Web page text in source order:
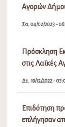
Αγορών
Σα, 04/02/2023 -
Πρόσκληση
στις Λαϊκές
Δε, 19/12/2022 -
Επιδότηση
επλήγησαν